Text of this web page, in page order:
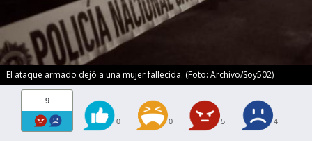
El ataque armado dejó a una mujer fallecida. (Foto: Archivo/Soy502)
9
0 0 5 4